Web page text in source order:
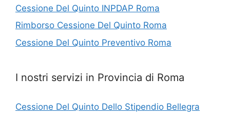
Cessione Del Quinto INPDAP Roma
Rimborso Cessione Del Quinto Roma
Cessione Del Quinto Preventivo Roma
I nostri servizi in Provincia di Roma
Cessione Del Quinto Dello Stipendio Bellegra